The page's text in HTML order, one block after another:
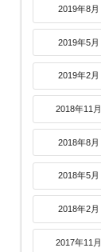
2019年8月
2019年5月
2019年2月
2018年11月
2018年8月
2018年5月
2018年2月
2017年11月